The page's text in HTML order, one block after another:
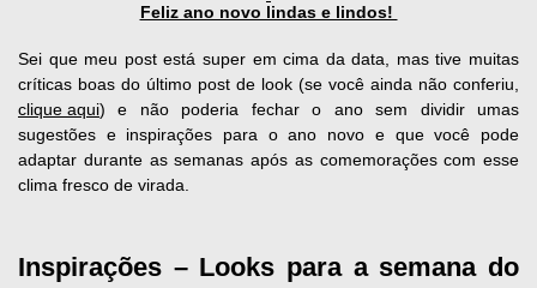
Feliz ano novo lindas e lindos!
Sei que meu post está super em cima da data, mas tive muitas
críticas boas do último post de look (se você ainda não conferiu,
clique aqui) e não poderia fechar o ano sem dividir umas
sugestões e inspirações para o ano novo e que você pode
adaptar durante as semanas após as comemorações com esse
clima fresco de virada.
Inspirações – Looks para a semana do